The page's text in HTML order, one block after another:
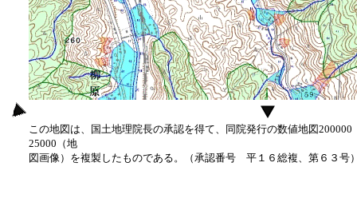
この地図は、国土地理院長の承認を得て、同院発行の数値地図
25000（地
図画像）を複製したものである。（承認番号 平１６総複、第６３号